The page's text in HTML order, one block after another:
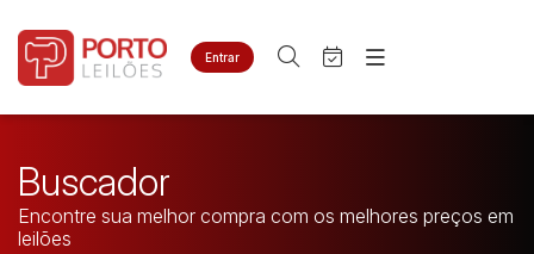
Entrar
Criar conta Entrar
Site
Quem Somos
Contato
Home
Quem Somos
Buscador
Encontre sua melhor compra com os melhores preços em
leilões